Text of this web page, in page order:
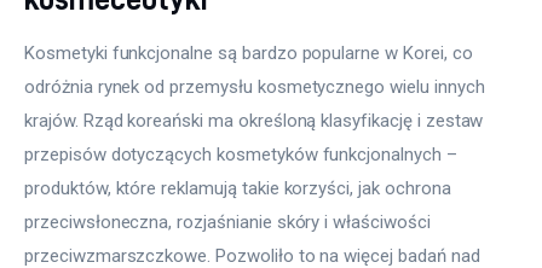
Kosmetyki funkcjonalne są bardzo popularne w Korei, co
odróżnia rynek od przemysłu kosmetycznego wielu innych
krajów. Rząd koreański ma określoną klasyfikację i zestaw
przepisów dotyczących kosmetyków funkcjonalnych –
produktów, które reklamują takie korzyści, jak ochrona
przeciwsłoneczna, rozjaśnianie skóry i właściwości
przeciwzmarszczkowe. Pozwoliło to na więcej badań nad